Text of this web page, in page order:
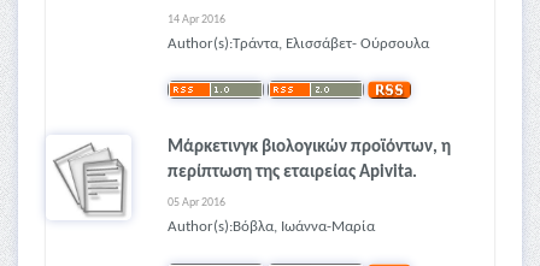
14 Apr 2016
Author(s):Τράντα, Ελισσάβετ- Ούρσουλα
Μάρκετινγκ βιολογικών προϊόντων, η
περίπτωση της εταιρείας Apivita.
05 Apr 2016
Author(s):Βόβλα, Ιωάννα-Μαρία